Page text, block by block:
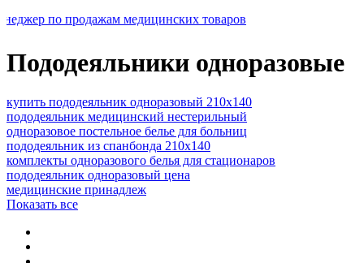
продажам медицинских товаров
Пододеяльники одноразовые
купить пододеяльник одноразовый 210х140
пододеяльник медицинский нестерильный
одноразовое постельное белье для больниц
пододеяльник из спанбонда 210х140
комплекты одноразового белья для стационаров
пододеяльник одноразовый цена
медицинские принадлеж
Показать все